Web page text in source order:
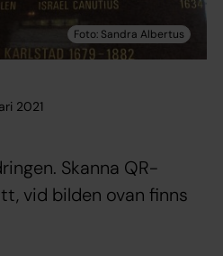
2021
Skanna QR-
vid bilden ovan finns